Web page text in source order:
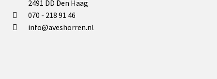
2491 DD Den Haag
070 - 218 91 46
info@aveshorren.nl